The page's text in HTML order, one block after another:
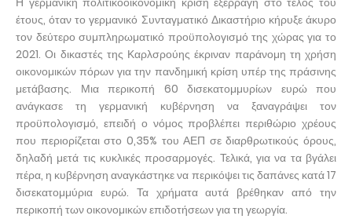
έτους, όταν το γερμανικό Συνταγματικό Δικαστήριο κήρυξε άκυρο
τον δεύτερο συμπληρωματικό προϋπολογισμό της χώρας για το
2021. Οι δικαστές της Καρλσρούης έκριναν παράνομη τη χρήση
οικονομικών πόρων για την πανδημική κρίση υπέρ της πράσινης
μετάβασης. Μια περικοπή 60 δισεκατομμυρίων ευρώ που
ανάγκασε τη γερμανική κυβέρνηση να ξαναγράψει τον
προϋπολογισμό, επειδή ο νόμος προβλέπει περιθώριο χρέους
που περιορίζεται στο 0,35% του ΑΕΠ σε διαρθρωτικούς όρους,
δηλαδή μετά τις κυκλικές προσαρμογές. Τελικά, για να τα βγάλει
πέρα, η κυβέρνηση αναγκάστηκε να περικόψει τις δαπάνες κατά 17
δισεκατομμύρια ευρώ. Τα χρήματα αυτά βρέθηκαν από την
περικοπή των οικονομικών επιδοτήσεων για τη γεωργία.